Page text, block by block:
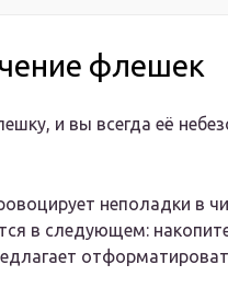
флешек
и вы всегда её
неполадки в
в следующем: